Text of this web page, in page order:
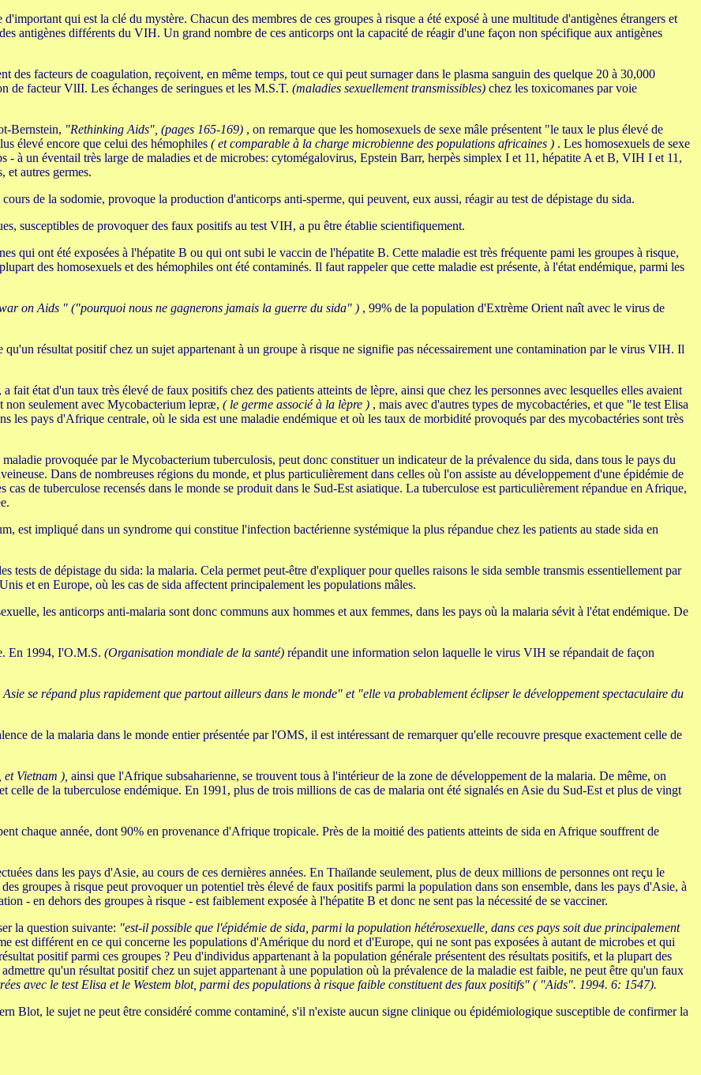
qui est la clé du mystère. Chacun des membres de ces groupes à risque a été exposé à une multitude d'antigènes étrangers et
antigènes différents du VIH. Un grand nombre de ces anticorps ont la capacité de réagir d'une façon non spécifique aux antigènes
facteurs de coagulation, reçoivent, en même temps, tout ce qui peut surnager dans le plasma sanguin des quelque 20 à 30,000
de facteur VlII. Les échanges de seringues et les M.S.T. (maladies sexuellement transmissibles) chez les toxicomanes par voie
Bernstein, "Rethinking Aids", (pages 165-169) , on remarque que les homosexuels de sexe mâle présentent "le taux le plus élevé de
élevé encore que celui des hémophiles ( et comparable à la charge microbienne des populations africaines ) . Les homosexuels de sexe
- à un éventail très large de maladies et de microbes: cytomégalovirus, Epstein Barr, herpès simplex I et 11, hépatite A et B, VIH I et 11,
et autres germes.
de la sodomie, provoque la production d'anticorps anti-sperme, qui peuvent, eux aussi, réagir au test de dépistage du sida.
susceptibles de provoquer des faux positifs au test VIH, a pu être établie scientifiquement.
qui ont été exposées à l'hépatite B ou qui ont subi le vaccin de l'hépatite B. Cette maladie est très fréquente pami les groupes à risque,
des homosexuels et des hémophiles ont été contaminés. Il faut rappeler que cette maladie est présente, à l'état endémique, parmi les
on Aids " ("pourquoi nous ne gagnerons jamais la guerre du sida" ) , 99% de la population d'Extrème Orient naît avec le virus de
résultat positif chez un sujet appartenant à un groupe à risque ne signifie pas nécessairement une contamination par le virus VIH. Il
fait état d'un taux très élevé de faux positifs chez des patients atteints de lèpre, ainsi que chez les personnes avec lesquelles elles avaient
non seulement avec Mycobacterium lepræ, ( le germe associé à la lèpre ) , mais avec d'autres types de mycobactéries, et que "le test Elisa
les pays d'Afrique centrale, où le sida est une maladie endémique et où les taux de morbidité provoqués par des mycobactéries sont très
provoquée par le Mycobacterium tuberculosis, peut donc constituer un indicateur de la prévalence du sida, dans tous le pays du
Dans de nombreuses régions du monde, et plus particulièrement dans celles où l'on assiste au développement d'une épidémie de
de tuberculose recensés dans le monde se produit dans le Sud-Est asiatique. La tuberculose est particulièrement répandue en Afrique,
est impliqué dans un syndrome qui constitue l'infection bactérienne systémique la plus répandue chez les patients au stade sida en
de dépistage du sida: la malaria. Cela permet peut-être d'expliquer pour quelles raisons le sida semble transmis essentiellement par
et en Europe, où les cas de sida affectent principalement les populations mâles.
les anticorps anti-malaria sont donc communs aux hommes et aux femmes, dans les pays où la malaria sévit à l'état endémique. De
En 1994, I'O.M.S. (Organisation mondiale de la santé) répandit une information selon laquelle le virus VIH se répandait de façon
se répand plus rapidement que partout ailleurs dans le monde" et "elle va probablement éclipser le développement spectaculaire du
de la malaria dans le monde entier présentée par l'OMS, il est intéressant de remarquer qu'elle recouvre presque exactement celle de
Vietnam ), ainsi que l'Afrique subsaharienne, se trouvent tous à l'intérieur de la zone de développement de la malaria. De même, on
celle de la tuberculose endémique. En 1991, plus de trois millions de cas de malaria ont été signalés en Asie du Sud-Est et plus de vingt
chaque année, dont 90% en provenance d'Afrique tropicale. Près de la moitié des patients atteints de sida en Afrique souffrent de
dans les pays d'Asie, au cours de ces dernières années. En Thaïlande seulement, plus de deux millions de personnes ont reçu le
groupes à risque peut provoquer un potentiel très élevé de faux positifs parmi la population dans son ensemble, dans les pays d'Asie, à
- en dehors des groupes à risque - est faiblement exposée à l'hépatite B et donc ne sent pas la nécessité de se vacciner.
la question suivante: "est-il possible que l'épidémie de sida, parmi la population hétérosexuelle, dans ces pays soit due principalement
est différent en ce qui concerne les populations d'Amérique du nord et d'Europe, qui ne sont pas exposées à autant de microbes et qui
positif parmi ces groupes ? Peu d'individus appartenant à la population générale présentent des résultats positifs, et la plupart des
qu'un résultat positif chez un sujet appartenant à une population où la prévalence de la maladie est faible, ne peut être qu'un faux
avec le test Elisa et le Westem blot, parmi des populations à risque faible constituent des faux positifs" ( "Aids". 1994. 6: 1547).
Blot, le sujet ne peut être considéré comme contaminé, s'il n'existe aucun signe clinique ou épidémiologique susceptible de confirmer la